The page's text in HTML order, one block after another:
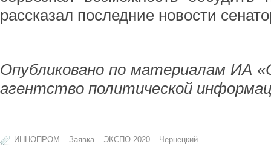
рассказал последние новости
Опубликовано по материалам ИА
агентство политической
ИННОПРОМ Заявка ЭКСПО-2020 Чернецкий